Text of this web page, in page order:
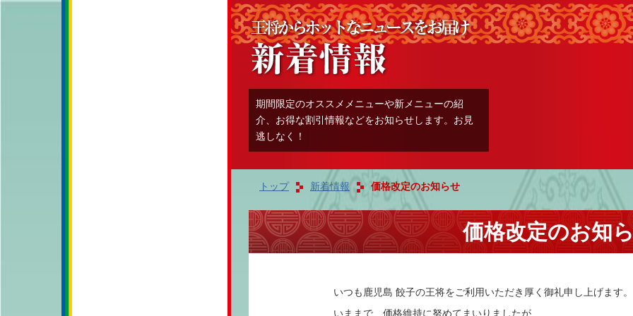
期間限定のオススメメニューや新メニューの紹
介、お得な割引情報などをお知らせします。お見
逃しなく！
トップ 新着情報 価格改定のお知らせ
価格改定のお知
いつも鹿児島 餃子の王将をご利用いただき厚く御礼申し上げます。
いままで、価格維持に努めてまいりましたが、